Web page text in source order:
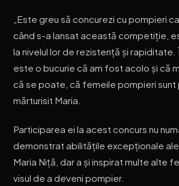
„Este greu să concurezi cu pompieri
când s-a lansat această competiție,
la nivelul lor de rezistență și rapiditate.
este o bucurie că am fost acolo și că
că se poate, că femeile pompieri sunt
mărturisit Maria.
Participarea ei la acest concurs nu
demonstrat abilitățile excepționale
Maria Niță, dar a și inspirat multe alte
visul de a deveni pompier.